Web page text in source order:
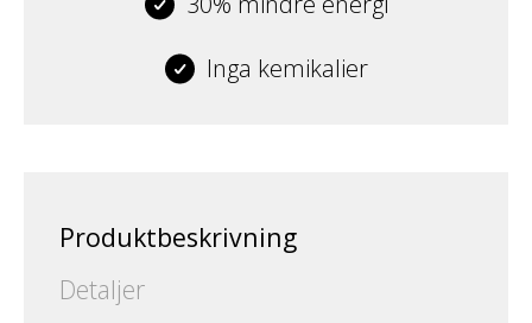
Inga kemikalier
Produktbeskrivning
Detaljer